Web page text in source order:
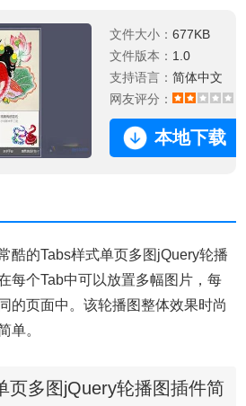
文件大小：677KB
文件版本： 1.0
支持语言：简体中文
网友评分：
本地下载
酷的Tabs样式单页多图jQuery轮播
每个Tab中可以放置多幅图片，每
的页面中。该轮播图整体效果时尚
单。
页多图jQuery轮播图插件简